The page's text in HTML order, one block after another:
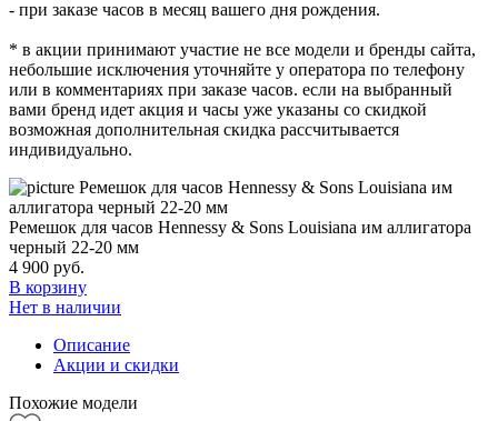
- при заказе часов в месяц вашего дня рождения.
* в акции принимают участие не все модели и бренды сайта,
небольшие исключения уточняйте у оператора по телефону
или в комментариях при заказе часов. если на выбранный
вами бренд идет акция и часы уже указаны со скидкой
возможная дополнительная скидка рассчитывается
индивидуально.
Ремешок для часов Hennessy & Sons Louisiana им аллигатора
черный 22-20 мм
4 900 руб.
В корзину
Нет в наличии
Описание
Акции и скидки
Похожие модели